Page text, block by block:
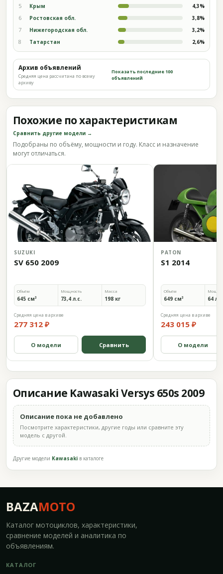
5 Крым 4,3%
6 Ростовская обл. 3,8%
7 Нижегородская обл. 3,2%
8 Татарстан 2,6%
Архив объявлений
Средняя цена рассчитана по всему
архиву
Показать последние 100
объявлений
Похожие по характеристикам
Сравнить другие модели →
Подобраны по объёму, мощности и году. Класс и назначение
могут отличаться.
SUZUKI
SV 650 2009
Объём
645 см³
Мощность
73,4 л.с.
Масса
198 кг
Средняя цена в архиве
277 312 ₽
О модели Сравнить
PATON
S1 2014
Объём
649 см³ 64
Средняя цена в архиве
243 015 ₽
О модели
Описание Kawasaki Versys 650s 2009
Описание пока не добавлено
Посмотрите характеристики, другие годы или сравните эту
модель с другой.
Другие модели Kawasaki в каталоге
BAZAMOTO
Каталог мотоциклов, характеристики,
сравнение моделей и аналитика по
объявлениям.
КАТАЛОГ